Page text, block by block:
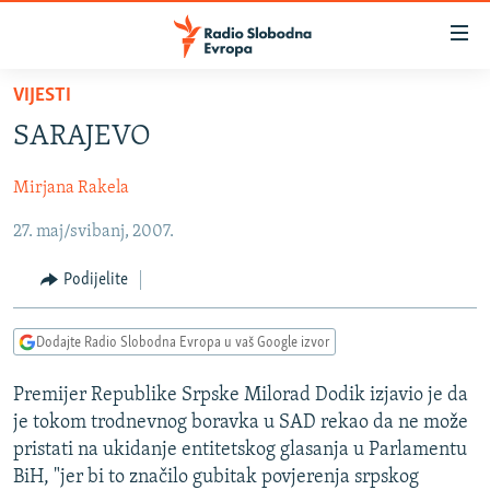
Pređite
glavni
Pređite
na
navigaciju
Pređite
na
pretragu
BOSNA I HERCEGOVINA
SRBIJA
KOSOVO
CRNA GORA
VIZUELNO
VIDEO
FOTOGALERIJE
INFOGRAFIKE
PODCASTI
RAT U UKRAJINI
KINA NA BALKANU
RSE PRIČE IZ SVIJETA
VIJESTI
SARAJEVO
Mirjana Rakela
27. maj/svibanj, 2007.
Podijelite
Dodajte Radio Slobodna Evropa u vaš Google izvor
Premijer Republike Srpske Milorad Dodik izjavio je da
je tokom trodnevnog boravka u SAD rekao da ne može
pristati na ukidanje entitetskog glasanja u Parlamentu
BiH, "jer bi to značilo gubitak povjerenja srpskog